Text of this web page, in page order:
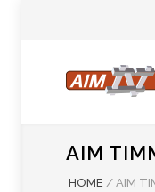
AIM
HOME / AIM